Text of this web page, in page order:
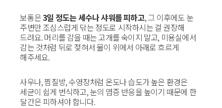
보통은3일 정도는 세수나 샤워를 피하고, 그 이후에도 눈
주변만 조심스럽게 닦는 정도로 시작하시는 걸 권장해
드려요. 머리를 감을 때는 고개를 숙이지 말고, 미용실에서
감는 것처럼 뒤로 젖혀서 물이 위에서 아래로 흐르게
해주세요.
사우나, 찜질방, 수영장처럼 온도나 습도가 높은 환경은
세균이 쉽게 번식하고, 눈의 염증 반응을 높이기 때문에 한
달간은 피하셔야 합니다.